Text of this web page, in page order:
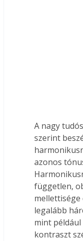
A nagy
szerint
azonos
független,
mellettisége
legalább
mint
kontraszt